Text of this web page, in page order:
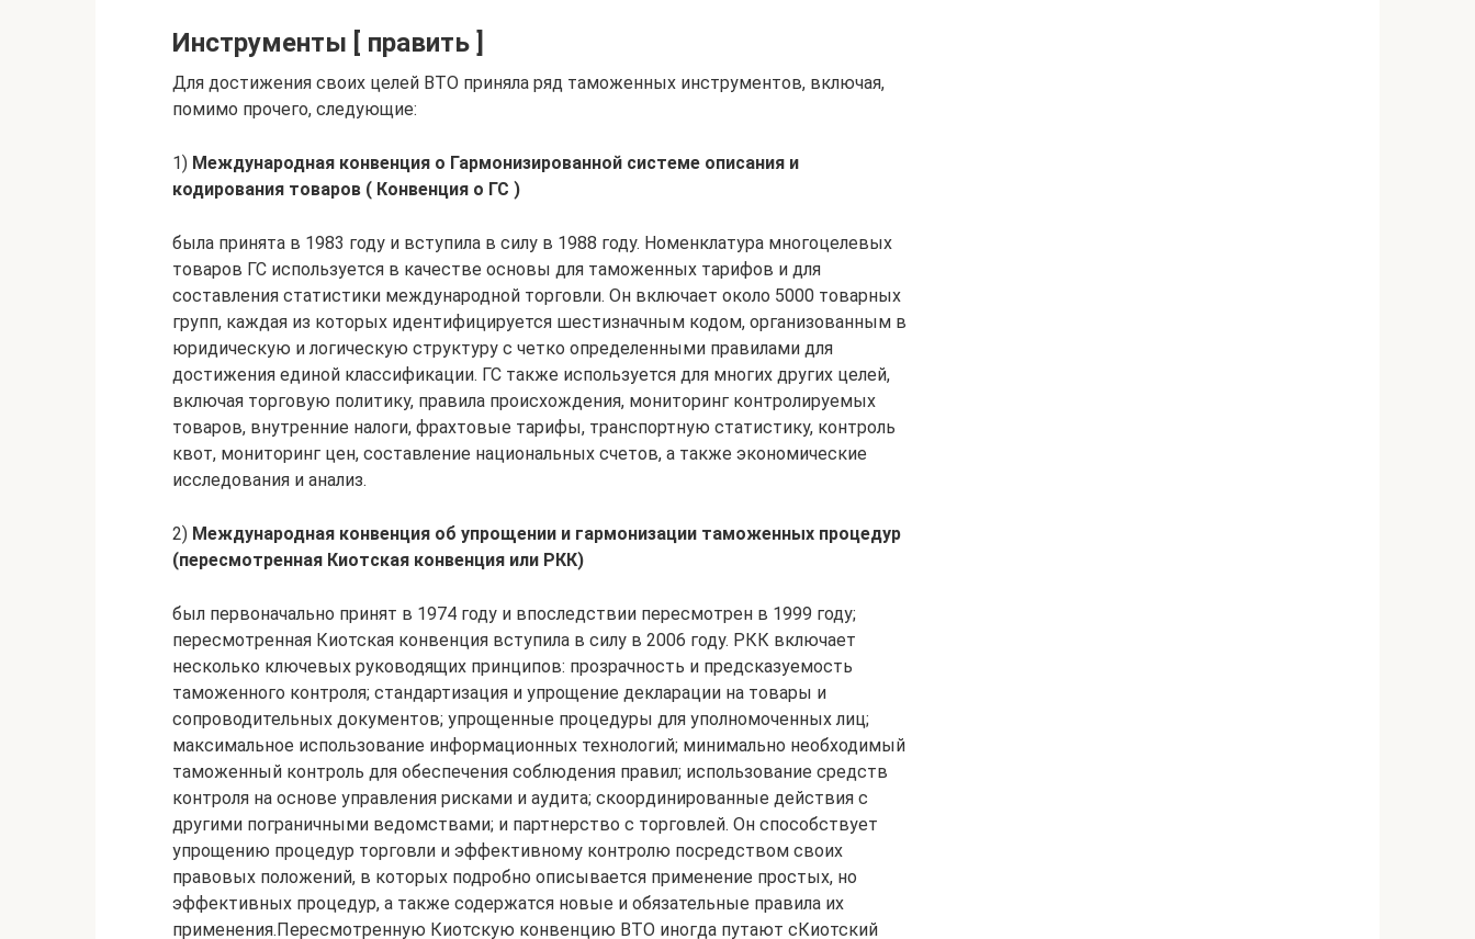
Инструменты [ править ]
Для достижения своих целей ВТО приняла ряд таможенных инструментов, включая,
помимо прочего, следующие:
1) Международная конвенция о Гармонизированной системе описания и
кодирования товаров ( Конвенция о ГС )
была принята в 1983 году и вступила в силу в 1988 году. Номенклатура многоцелевых
товаров ГС используется в качестве основы для таможенных тарифов и для
составления статистики международной торговли. Он включает около 5000 товарных
групп, каждая из которых идентифицируется шестизначным кодом, организованным в
юридическую и логическую структуру с четко определенными правилами для
достижения единой классификации. ГС также используется для многих других целей,
включая торговую политику, правила происхождения, мониторинг контролируемых
товаров, внутренние налоги, фрахтовые тарифы, транспортную статистику, контроль
квот, мониторинг цен, составление национальных счетов, а также экономические
исследования и анализ.
2) Международная конвенция об упрощении и гармонизации таможенных процедур
(пересмотренная Киотская конвенция или РКК)
был первоначально принят в 1974 году и впоследствии пересмотрен в 1999 году;
пересмотренная Киотская конвенция вступила в силу в 2006 году. РКК включает
несколько ключевых руководящих принципов: прозрачность и предсказуемость
таможенного контроля; стандартизация и упрощение декларации на товары и
сопроводительных документов; упрощенные процедуры для уполномоченных лиц;
максимальное использование информационных технологий; минимально необходимый
таможенный контроль для обеспечения соблюдения правил; использование средств
контроля на основе управления рисками и аудита; скоординированные действия с
другими пограничными ведомствами; и партнерство с торговлей. Он способствует
упрощению процедур торговли и эффективному контролю посредством своих
правовых положений, в которых подробно описывается применение простых, но
эффективных процедур, а также содержатся новые и обязательные правила их
применения.Пересмотренную Киотскую конвенцию ВТО иногда путают сКиотский